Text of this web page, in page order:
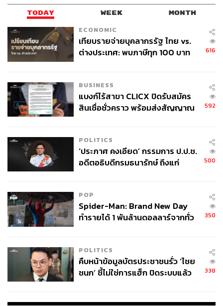
TODAY WEEK MONTH
ECONOMIC
เทียบรายจ่ายบุคลากรรัฐ ไทย vs.
ต่างประเทศ: พบภาษีทุก 100 บาท
616
BUSINESS
แบงก์ไร้สาขา CLICX ปิดรับสมัคร
สินเชื่อชั่วคราว พร้อมส่งสัญญาณ
592
POLITICS
‘ประภาศ คงเอียด’ กรรมการ ป.ป.ช.
อดีตอธิบดีกรมธนารักษ์ ถึงแก่
500
POP
Spider-Man: Brand New Day
ทำรายได้ 1 พันล้านดอลลาร์จากทั่ว
350
POLITICS
คืบหน้าข้อมูลบัตรประชาชนรั่ว ‘ไชย
ชนก’ ชี้ไม่ใช่การแฮ็ก ปิดระบบแล้ว
338